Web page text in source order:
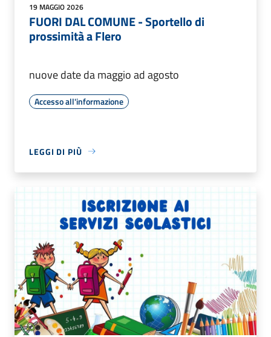
19 MAGGIO 2026
FUORI DAL COMUNE - Sportello di
prossimità a Flero
nuove date da maggio ad agosto
Accesso all'informazione
LEGGI DI PIÙ